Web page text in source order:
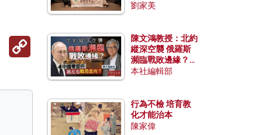
Copy
劉家美
陳文鴻教授：北約
縱深空襲 俄羅斯
瀕臨戰敗邊緣？中
國零部件能左右戰
本社編輯部
行為不檢 培育教
化才能治本
陳家偉